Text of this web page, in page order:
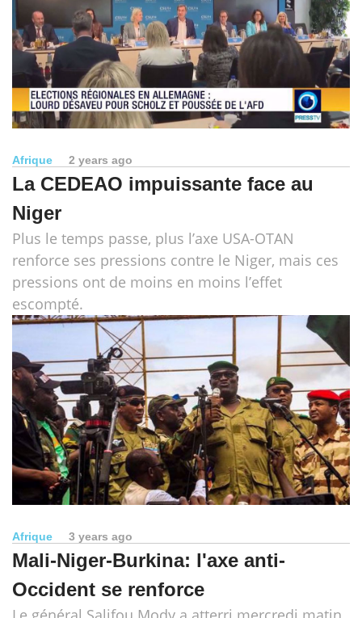
Afrique 2 years ago
La CEDEAO impuissante face au
Niger
Plus le temps passe, plus l’axe USA-OTAN
renforce ses pressions contre le Niger, mais ces
pressions ont de moins en moins l’effet
escompté.
Afrique 3 years ago
Mali-Niger-Burkina: l'axe anti-
Occident se renforce